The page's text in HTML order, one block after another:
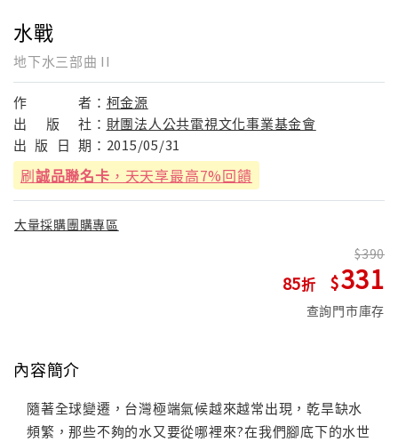
水戰
地下水三部曲 II
作 者： 柯金源
出
版 社： 財團法人公共電視文化事業基金會
出 版 日 期： 2015/05/31
刷誠品聯名卡 ，天天享最高7%回饋
大量採購團購專區
85
390
331
查詢門市庫存
內容簡介
隨著全球變遷，台灣極端氣候越來越常出現，乾旱缺水
頻繁，那些不夠的水又要從哪裡來?在我們腳底下的水世